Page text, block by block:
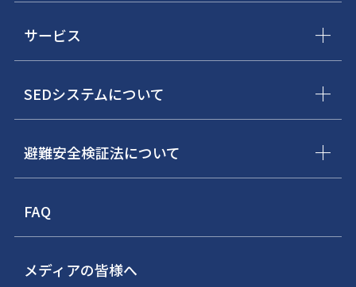
サービス
SEDシステムについて
避難安全検証法について
FAQ
メディアの皆様へ